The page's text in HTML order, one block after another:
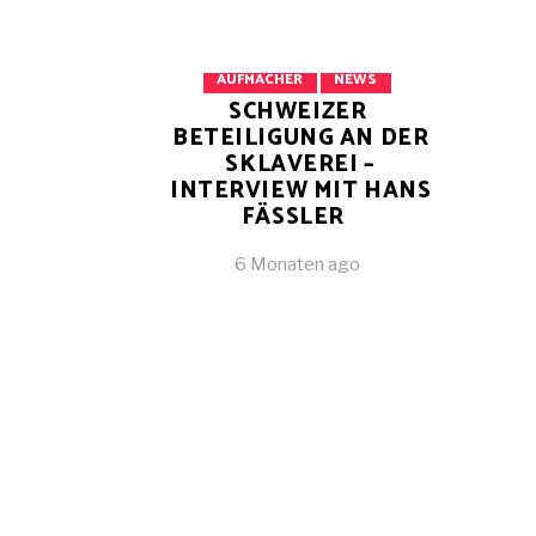
AUFMACHER NEWS
SCHWEIZER
BETEILIGUNG AN DER
SKLAVEREI –
INTERVIEW MIT HANS
FÄSSLER
6 Monaten ago